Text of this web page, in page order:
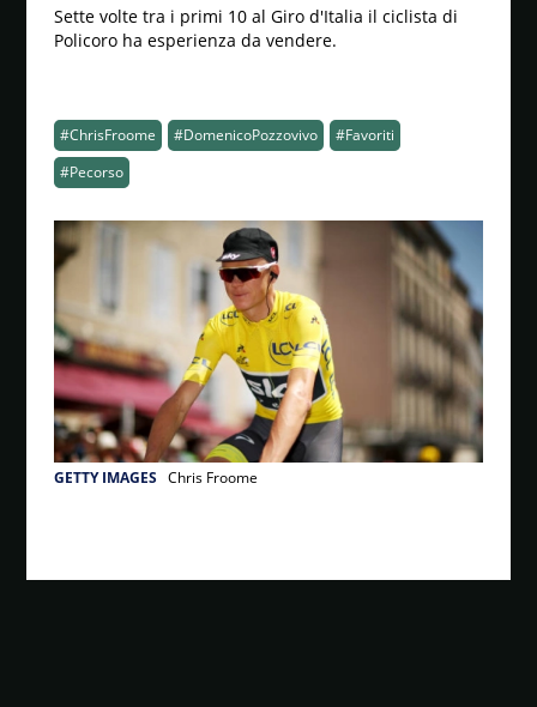
Sette volte tra i primi 10 al Giro d'Italia il ciclista di
Policoro ha esperienza da vendere.
#ChrisFroome #DomenicoPozzovivo
#Favoriti
#Pecorso
GETTY IMAGES Chris Froome